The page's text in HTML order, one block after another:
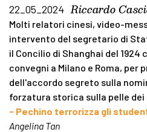
22_05_2024 Riccardo
Molti relatori cinesi, video-
intervento del segretario di
il Concilio di Shanghai del
convegni a Milano e Roma, per
dell'accordo segreto sulla
forzatura storica sulla pelle
- Pechino terrorizza gli
Angelina Tan